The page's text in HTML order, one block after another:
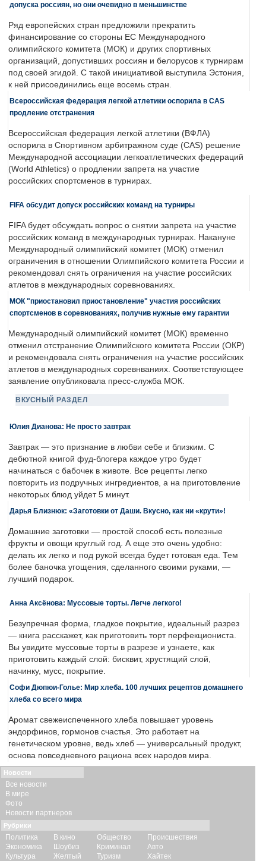
допуска россиян, но они очевидно в меньшинстве
Ряд европейских стран предложили прекратить
финансирование со стороны ЕС Международного
олимпийского комитета (МОК) и других спортивных
организаций, допустивших россиян и белорусов к турнирам
под своей эгидой. С такой инициативой выступила Эстония,
к ней присоединились еще восемь стран.
Всероссийская федерация легкой атлетики оспорила в CAS
продление отстранения
Всероссийская федерация легкой атлетики (ВФЛА)
оспорила в Спортивном арбитражном суде (CAS) решение
Международной ассоциации легкоатлетических федераций
(World Athletics) о продлении запрета на участие
российских спортсменов в турнирах.
FIFA обсудит допуск российских команд на турниры
FIFA будет обсуждать вопрос о снятии запрета на участие
российских команд в международных турнирах. Накануне
Международный олимпийский комитет (МОК) отменил
ограничения в отношении Олимпийского комитета России и
рекомендовал снять ограничения на участие российских
атлетов в международных соревнованиях.
МОК "приостановил приостановление" участия российских
спортсменов в соревнованиях, получив нужные ему гарантии
Международный олимпийский комитет (МОК) временно
отменил отстранение Олимпийского комитета России (ОКР)
и рекомендовала снять ограничения на участие российских
атлетов в международных соревнваниях. Соответствующее
заявление опубликовала пресс-служба МОК.
ВКУСНЫЙ РАЗДЕЛ
Юлия Дианова: Не просто завтрак
Завтрак — это признание в любви себе и близким. С
дебютной книгой фуд-блогера каждое утро будет
начинаться с бабочек в животе. Все рецепты легко
повторить из подручных ингредиентов, а на приготовление
некоторых блюд уйдет 5 минут.
Дарья Близнюк: «Заготовки от Даши. Вкусно, как ни «крути»!
Домашние заготовки — простой способ есть полезные
фрукты и овощи круглый год. А еще это очень удобно:
делать их легко и под рукой всегда будет готовая еда. Тем
более баночка угощения, сделанного своими руками, —
лучший подарок.
Анна Аксёнова: Муссовые торты. Легче легкого!
Безупречная форма, гладкое покрытие, идеальный разрез
— книга расскажет, как приготовить торт перфекциониста.
Вы увидите муссовые торты в разрезе и узнаете, как
приготовить каждый слой: бисквит, хрустящий слой,
начинку, мусс, покрытие.
Софи Дюпюи-Голье: Мир хлеба. 100 лучших рецептов домашнего
хлеба со всего мира
Аромат свежеиспеченного хлеба повышает уровень
эндорфинов, гормонов счастья. Это работает на
генетическом уровне, ведь хлеб — универсальный продукт,
основа повседневного рациона всех народов мира.
Новости
Все новости
В мире
Фото
Новости партнеров
Рубрики
Политика
Экономика
Культура
В кино
Шоубиз
Желтый
Общество
Криминал
Туризм
Происшествия
Авто
Хайтек